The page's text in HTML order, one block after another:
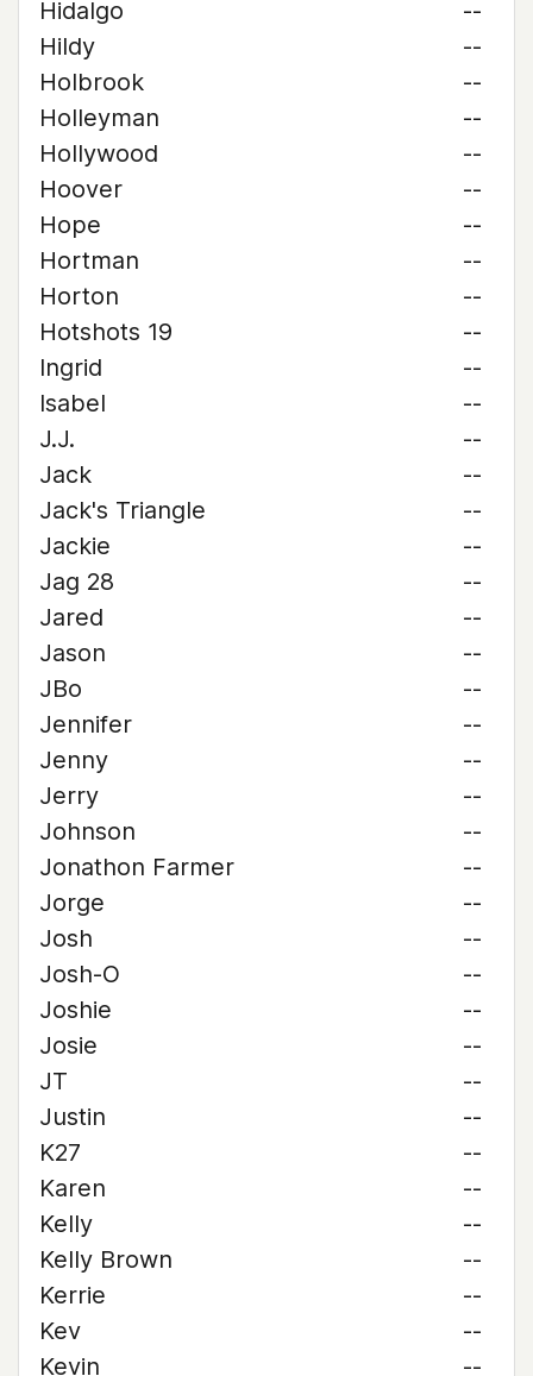
Hidalgo
--
Hildy
--
Holbrook
--
Holleyman
--
Hollywood
--
Hoover
--
Hope
--
Hortman
--
Horton
--
Hotshots 19
--
Ingrid
--
Isabel
--
J.J.
--
Jack
--
Jack's Triangle
--
Jackie
--
Jag 28
--
Jared
--
Jason
--
JBo
--
Jennifer
--
Jenny
--
Jerry
--
Johnson
--
Jonathon Farmer
--
Jorge
--
Josh
--
Josh-O
--
Joshie
--
Josie
--
JT
--
Justin
--
K27
--
Karen
--
Kelly
--
Kelly Brown
--
Kerrie
--
Kev
--
Kevin
--